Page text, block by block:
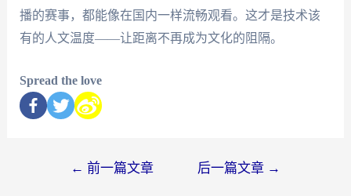
播的赛事，都能像在国内一样流畅观看。这才是技术该
有的人文温度——让距离不再成为文化的阻隔。
Spread the love
← 前一篇文章 后一篇文章 →